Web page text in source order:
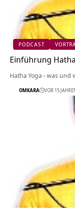
PODCAST
Einführung
Hatha Yoga - was
OMKARA VOR 15